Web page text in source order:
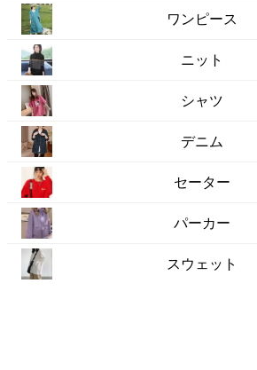
ワンピース
ニット
シャツ
デニム
セーター
パーカー
スウェット